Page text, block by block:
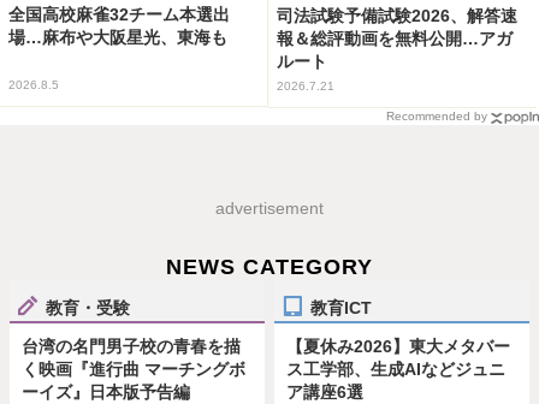
全国高校麻雀32チーム本選出
場…麻布や大阪星光、東海も
2026.8.5
司法試験予備試験2026、解答速
報＆総評動画を無料公開…アガ
ルート
2026.7.21
Recommended by
advertisement
NEWS CATEGORY
教育・受験
台湾の名門男子校の青春を描
く映画『進行曲 マーチングボ
ーイズ』日本版予告編
教育ICT
【夏休み2026】東大メタバー
ス工学部、生成AIなどジュニ
ア講座6選